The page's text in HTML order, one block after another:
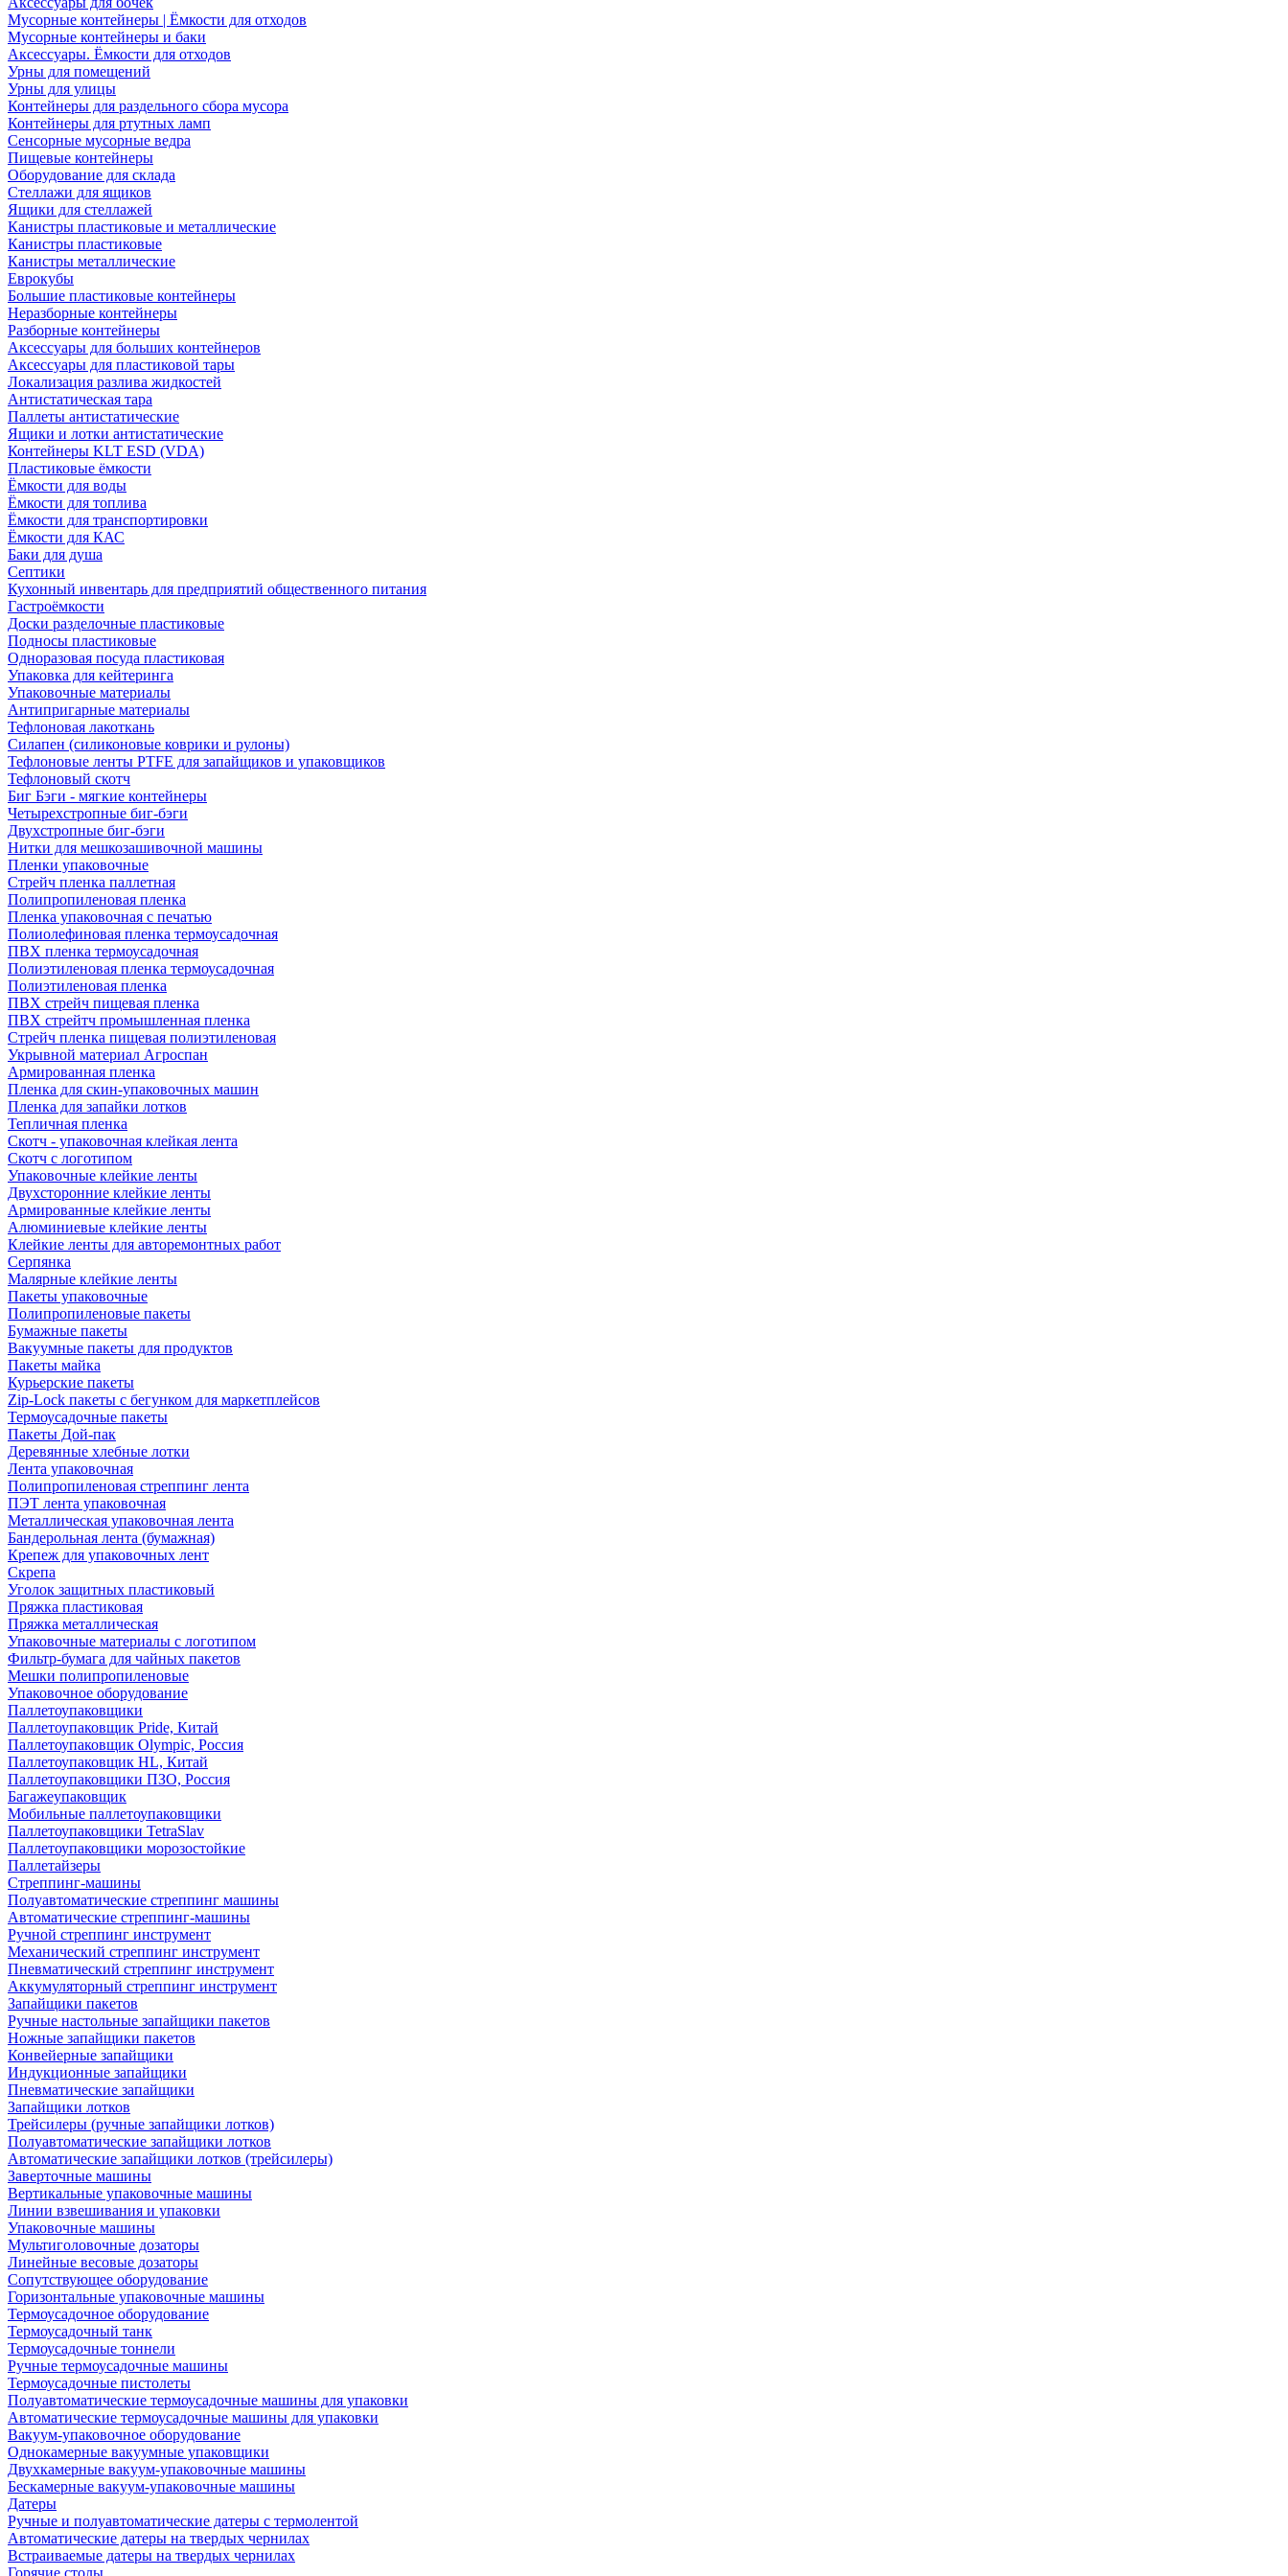
Мусорные контейнеры | Ёмкости для отходов
Мусорные контейнеры и баки
Аксессуары. Ёмкости для отходов
Урны для помещений
Урны для улицы
Контейнеры для раздельного сбора мусора
Контейнеры для ртутных ламп
Сенсорные мусорные ведра
Пищевые контейнеры
Оборудование для склада
Стеллажи для ящиков
Ящики для стеллажей
Канистры пластиковые и металлические
Канистры пластиковые
Канистры металлические
Еврокубы
Большие пластиковые контейнеры
Неразборные контейнеры
Разборные контейнеры
Аксессуары для больших контейнеров
Аксессуары для пластиковой тары
Локализация разлива жидкостей
Антистатическая тара
Паллеты антистатические
Ящики и лотки антистатические
Контейнеры KLT ESD (VDA)
Пластиковые ёмкости
Ёмкости для воды
Ёмкости для топлива
Ёмкости для транспортировки
Ёмкости для КАС
Баки для душа
Септики
Кухонный инвентарь для предприятий общественного питания
Гастроёмкости
Доски разделочные пластиковые
Подносы пластиковые
Одноразовая посуда пластиковая
Упаковка для кейтеринга
Упаковочные материалы
Антипригарные материалы
Тефлоновая лакоткань
Силапен (силиконовые коврики и рулоны)
Тефлоновые ленты PTFE для запайщиков и упаковщиков
Тефлоновый скотч
Биг Бэги - мягкие контейнеры
Четырехстропные биг-бэги
Двухстропные биг-бэги
Нитки для мешкозашивочной машины
Пленки упаковочные
Стрейч пленка паллетная
Полипропиленовая пленка
Пленка упаковочная с печатью
Полиолефиновая пленка термоусадочная
ПВХ пленка термоусадочная
Полиэтиленовая пленка термоусадочная
Полиэтиленовая пленка
ПВХ стрейч пищевая пленка
ПВХ стрейтч промышленная пленка
Стрейч пленка пищевая полиэтиленовая
Укрывной материал Агроспан
Армированная пленка
Пленка для скин-упаковочных машин
Пленка для запайки лотков
Тепличная пленка
Скотч - упаковочная клейкая лента
Скотч с логотипом
Упаковочные клейкие ленты
Двухсторонние клейкие ленты
Армированные клейкие ленты
Алюминиевые клейкие ленты
Клейкие ленты для авторемонтных работ
Серпянка
Малярные клейкие ленты
Пакеты упаковочные
Полипропиленовые пакеты
Бумажные пакеты
Вакуумные пакеты для продуктов
Пакеты майка
Курьерские пакеты
Zip-Lock пакеты с бегунком для маркетплейсов
Термоусадочные пакеты
Пакеты Дой-пак
Деревянные хлебные лотки
Лента упаковочная
Полипропиленовая стреппинг лента
ПЭТ лента упаковочная
Металлическая упаковочная лента
Бандерольная лента (бумажная)
Крепеж для упаковочных лент
Скрепа
Уголок защитных пластиковый
Пряжка пластиковая
Пряжка металлическая
Упаковочные материалы с логотипом
Фильтр-бумага для чайных пакетов
Мешки полипропиленовые
Упаковочное оборудование
Паллетоупаковщики
Паллетоупаковщик Pride, Китай
Паллетоупаковщик Olympic, Россия
Паллетоупаковщик HL, Китай
Паллетоупаковщики ПЗО, Россия
Багажеупаковщик
Мобильные паллетоупаковщики
Паллетоупаковщики TetraSlav
Паллетоупаковщики морозостойкие
Паллетайзеры
Стреппинг-машины
Полуавтоматические стреппинг машины
Автоматические стреппинг-машины
Ручной стреппинг инструмент
Механический стреппинг инструмент
Пневматический стреппинг инструмент
Аккумуляторный стреппинг инструмент
Запайщики пакетов
Ручные настольные запайщики пакетов
Ножные запайщики пакетов
Конвейерные запайщики
Индукционные запайщики
Пневматические запайщики
Запайщики лотков
Трейсилеры (ручные запайщики лотков)
Полуавтоматические запайщики лотков
Автоматические запайщики лотков (трейсилеры)
Заверточные машины
Вертикальные упаковочные машины
Линии взвешивания и упаковки
Упаковочные машины
Мультиголовочные дозаторы
Линейные весовые дозаторы
Сопутствующее оборудование
Горизонтальные упаковочные машины
Термоусадочное оборудование
Термоусадочный танк
Термоусадочные тоннели
Ручные термоусадочные машины
Термоусадочные пистолеты
Полуавтоматические термоусадочные машины для упаковки
Автоматические термоусадочные машины для упаковки
Вакуум-упаковочное оборудование
Однокамерные вакуумные упаковщики
Двухкамерные вакуум-упаковочные машины
Бескамерные вакуум-упаковочные машины
Датеры
Ручные и полуавтоматические датеры с термолентой
Автоматические датеры на твердых чернилах
Встраиваемые датеры на твердых чернилах
Горячие столы